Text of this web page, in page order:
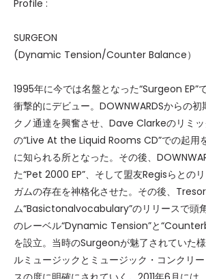
Profile :
SURGEON
(Dynamic Tension/Counter Balance）
1995年に今では名盤となった“Surgeon EP”
衝撃的にデビュー。DOWNWARDSからの
クノ通達を興奮させ、Dave Clarkeのリミ
の“Live At the Liquid Rooms CD”での起用
に知られる所となった。その後、
た“Pet 2000 EP”、そして盟友Regisらとの
ガムの存在を神格化させた。その後、
ム“Basictonalvocabulary”のリリースで頭
のレーベル“Dynamic Tension”と
を設立。当時のSurgeonが魅了されていた
ルミュージックとミュージック・コンクリ